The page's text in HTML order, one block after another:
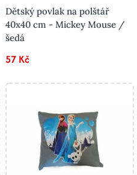
Dětský povlak na polštář
40x40 cm - Mickey Mouse /
šedá
57 Kč